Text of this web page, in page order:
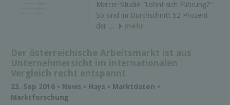
Mercer-Studie "Lohnt sich Führung?".
So sind im Durchschnitt 52 Prozent
der ...
mehr
Der österreichische Arbeitsmarkt ist aus
Unternehmersicht im internationalen
Vergleich recht entspannt
23. Sep 2016 • News • Hays • Marktdaten •
Marktforschung